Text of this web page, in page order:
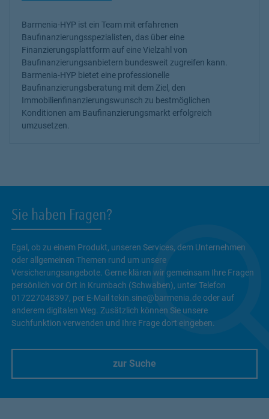
Barmenia-HYP ist ein Team mit erfahrenen
Baufinanzierungsspezialisten, das über eine
Finanzierungsplattform auf eine Vielzahl von
Baufinanzierungsanbietern bundesweit zugreifen kann.
Barmenia-HYP bietet eine professionelle
Baufinanzierungsberatung mit dem Ziel, den
Immobilienfinanzierungswunsch zu bestmöglichen
Konditionen am Baufinanzierungsmarkt erfolgreich
umzusetzen.
Sie haben Fragen?
Egal, ob zu einem Produkt, unseren Services, dem Unternehmen
oder allgemeinen Themen rund um unsere
Versicherungsangebote. Gerne klären wir gemeinsam Ihre Fragen
persönlich vor Ort in Krumbach (Schwaben), unter Telefon
017227048397, per E-Mail tekin.sine@barmenia.de oder auf
anderem digitalen Weg. Zusätzlich können Sie unsere
Suchfunktion verwenden und Ihre Frage dort eingeben.
zur Suche